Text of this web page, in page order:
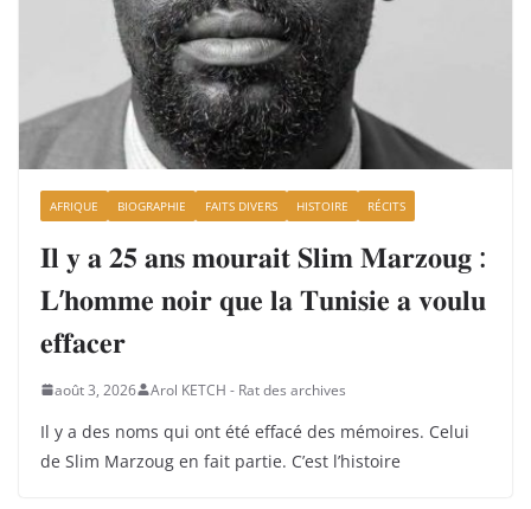
AFRIQUE BIOGRAPHIE FAITS DIVERS HISTOIRE RÉCITS
𝐈𝐥 𝐲 𝐚 𝟐𝟓 𝐚𝐧𝐬 𝐦𝐨𝐮𝐫𝐚𝐢𝐭 𝐒𝐥𝐢𝐦 𝐌𝐚𝐫𝐳𝐨𝐮𝐠 :
𝐋’𝐡𝐨𝐦𝐦𝐞 𝐧𝐨𝐢𝐫 𝐪𝐮𝐞 𝐥𝐚 𝐓𝐮𝐧𝐢𝐬𝐢𝐞 𝐚 𝐯𝐨𝐮𝐥𝐮
𝐞𝐟𝐟𝐚𝐜𝐞𝐫
août 3, 2026 Arol KETCH - Rat des archives
Il y a des noms qui ont été effacé des mémoires. Celui
de Slim Marzoug en fait partie. C’est l’histoire